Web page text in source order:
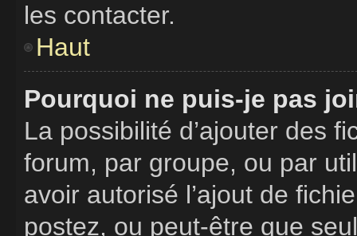
les contacter.
Haut
Pourquoi ne puis-je pas
La possibilité d’ajouter des
forum, par groupe, ou par
avoir autorisé l’ajout de
postez, ou peut-être que